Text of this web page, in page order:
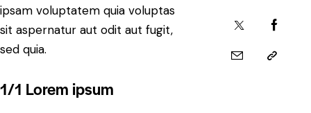
ipsam voluptatem quia voluptas
sit aspernatur aut odit aut fugit,
sed quia.
1/1 Lorem ipsum